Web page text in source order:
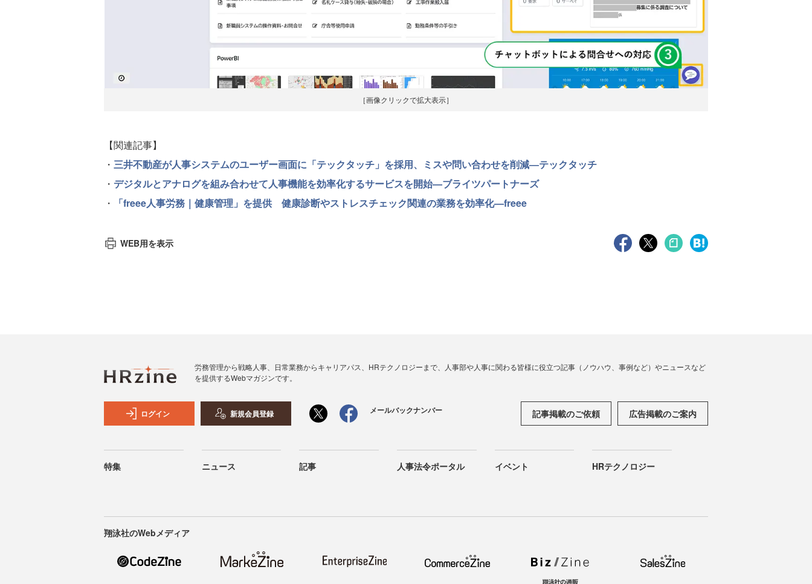
［画像クリックで拡大表示］
【関連記事】
・ 三井不動産が人事システムのユーザー画面に「テックタッチ」を採用、ミスや問い合わせを削減―テックタッチ
・ デジタルとアナログを組み合わせて人事機能を効率化するサービスを開始—ブライツパートナーズ
・
「freee人事労務｜健康管理」を提供 健康診断やストレスチェック関連の業務を効率化—freee
WEB用を表示
労務管理から戦略人事、日常業務からキャリアパス、HRテクノロジーまで、人事部や人事に関わる皆様に役立つ記事（ノウハウ、事例など）やニュースなど
を提供するWebマガジンです。
ログイン 新規会員登録 メールバックナンバー 記事掲載のご依頼 広告掲載のご案内
特集 ニュース 記事 人事法令ポータル イベント HRテクノロジー
翔泳社のWebメディア